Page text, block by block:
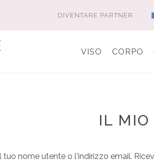
DIVENTARE PARTNER
VISO CORPO
IL MIO
tuo nome utente o l'indirizzo email.